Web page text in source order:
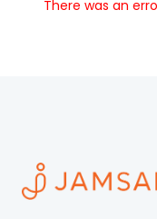
There was an